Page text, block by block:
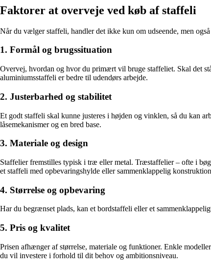
Faktorer at overveje ved køb af staffeli
Når du vælger staffeli, handler det ikke kun om udseende, men
1. Formål og brugssituation
Overvej, hvordan og hvor du primært vil bruge staffeliet. Skal det
aluminiumsstaffeli er bedre til udendørs arbejde.
2. Justerbarhed og stabilitet
Et godt staffeli skal kunne justeres i højden og vinklen, så du kan
låsemekanismer og en bred base.
3. Materiale og design
Staffelier fremstilles typisk i træ eller metal. Træstaffelier – ofte i
et staffeli med opbevaringshylde eller sammenklappelig
4. Størrelse og opbevaring
Har du begrænset plads, kan et bordstaffeli eller et
5. Pris og kvalitet
Prisen afhænger af størrelse, materiale og funktioner. Enkle
du vil investere i forhold til dit behov og ambitionsniveau.